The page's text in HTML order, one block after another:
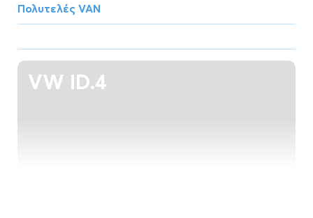
Πολυτελές VAN
VW ID.4